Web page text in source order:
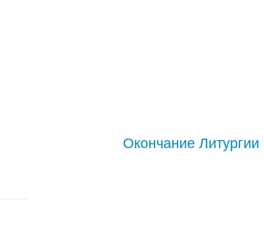
Окончание Литургии